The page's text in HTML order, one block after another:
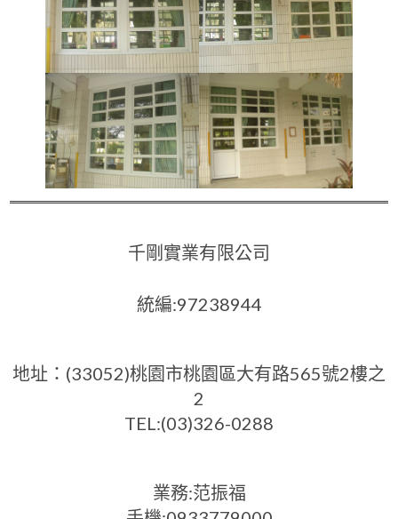
千剛實業有限公司
統編:97238944
地址：(33052)桃園市桃園區大有路565號2樓之
2
TEL:(03)326-0288
業務:范振福